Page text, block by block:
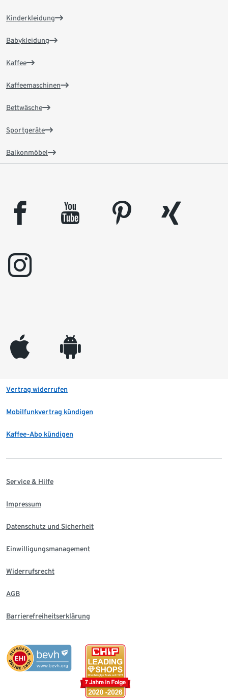
Kinderkleidung
Babykleidung
Kaffee
Kaffeemaschinen
Bettwäsche
Sportgeräte
Balkonmöbel
facebook youtube pinterest
xing
instagram
appleinc android
Vertrag widerrufen
Mobilfunkvertrag kündigen
Kaffee-Abo kündigen
Service & Hilfe
Impressum
Datenschutz und Sicherheit
Einwilligungsmanagement
Widerrufsrecht
AGB
Barrierefreiheitserklärung